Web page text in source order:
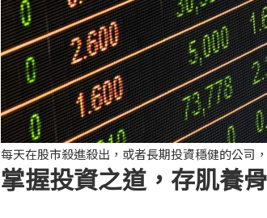
每天在股市殺進殺出，或者長期投資穩健的公司
掌握投資之道，存肌養